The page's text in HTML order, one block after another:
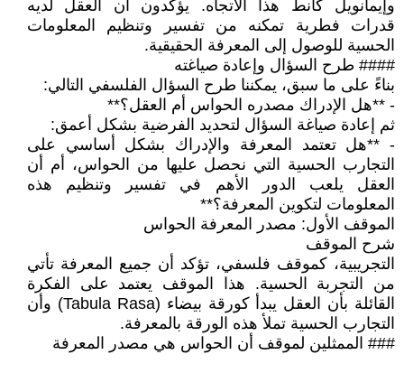
وإيمانويل كانط هذا الاتجاه. يؤكدون أن العقل لديه
قدرات فطرية تمكنه من تفسير وتنظيم المعلومات
الحسية للوصول إلى المعرفة الحقيقية.
#### طرح السؤال وإعادة صياغته
بناءً على ما سبق، يمكننا طرح السؤال الفلسفي التالي:
- **هل الإدراك مصدره الحواس أم العقل؟**
ثم إعادة صياغة السؤال لتحديد الفرضية بشكل أعمق:
- **هل تعتمد المعرفة والإدراك بشكل أساسي على
التجارب الحسية التي نحصل عليها من الحواس، أم أن
العقل يلعب الدور الأهم في تفسير وتنظيم هذه
المعلومات لتكوين المعرفة؟**
الموقف الأول: مصدر المعرفة الحواس
شرح الموقف
التجريبية، كموقف فلسفي، تؤكد أن جميع المعرفة تأتي
من التجربة الحسية. هذا الموقف يعتمد على الفكرة
القائلة بأن العقل يبدأ كورقة بيضاء (Tabula Rasa) وأن
التجارب الحسية تملأ هذه الورقة بالمعرفة.
### الممثلين لموقف أن الحواس هي مصدر المعرفة